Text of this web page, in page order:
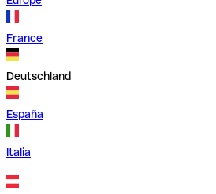
France
Deutschland
España
Italia